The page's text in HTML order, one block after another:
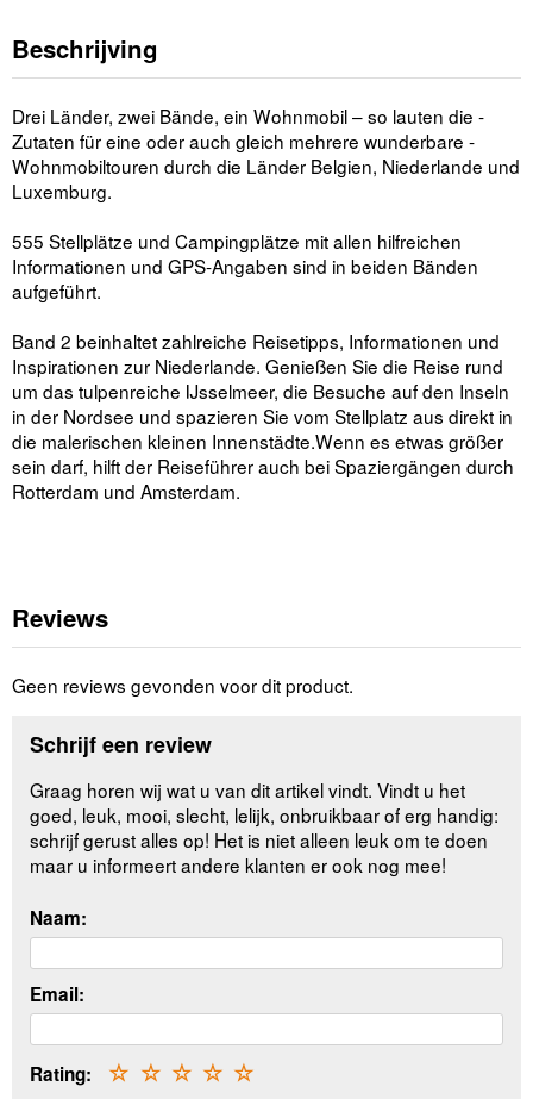
Beschrijving
Drei Länder, zwei Bände, ein Wohnmobil – so lauten die ­
Zutaten für eine oder auch gleich mehrere wunderbare ­
Wohn­mobiltouren durch die Länder Belgien, Niederlande und
Luxemburg.
555 Stellplätze und Campingplätze mit allen ­hilfreichen
Informationen und GPS-Angaben sind in beiden Bänden
aufgeführt.
Band 2 beinhaltet zahlreiche Reisetipps, ­Informationen und
Inspirationen zur Niederlande. Genießen Sie die Reise rund
um das tulpenreiche IJsselmeer, die Besuche auf den Inseln
in der Nordsee und spazieren Sie vom Stellplatz aus direkt in
die malerischen kleinen Innenstädte.Wenn es etwas größer
sein darf, hilft der Reiseführer auch bei Spaziergängen durch
Rotterdam und Amsterdam.
Reviews
Geen reviews gevonden voor dit product.
Schrijf een review
Graag horen wij wat u van dit artikel vindt. Vindt u het
goed, leuk, mooi, slecht, lelijk, onbruikbaar of erg handig:
schrijf gerust alles op! Het is niet alleen leuk om te doen
maar u informeert andere klanten er ook nog mee!
Naam:
Email:
Rating: ☆
☆
☆
☆
☆